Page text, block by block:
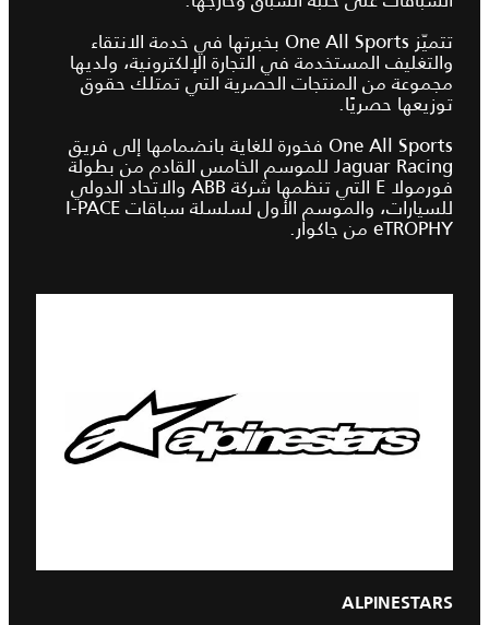
تتميّز One All Sports بخبرتها في خدمة الانتقاء
والتغليف المستخدمة في التجارة الإلكترونية، ولديها
مجموعة من المنتجات الحصرية التي تمتلك حقوق
توزيعها حصريًا.
One All Sports فخورة للغاية بانضمامها إلى فريق
Jaguar Racing للموسم الخامس القادم من بطولة
فورمولا E التي تنظمها شركة ABB والاتحاد الدولي
للسيارات، والموسم الأول لسلسلة سباقات I‑PACE
eTROPHY من جاكوار.
ALPINESTARS